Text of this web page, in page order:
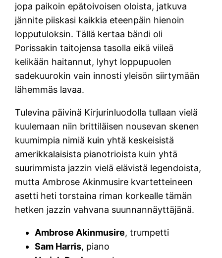
jopa paikoin epätoivoisen oloista, jatkuva
jännite piiskasi kaikkia eteenpäin hienoin
lopputuloksin. Tällä kertaa bändi oli
Porissakin taitojensa tasolla eikä viileä
kelikään haitannut, lyhyt loppupuolen
sadekuurokin vain innosti yleisön siirtymään
lähemmäs lavaa.
Tulevina päivinä Kirjurinluodolla tullaan vielä
kuulemaan niin brittiläisen nousevan skenen
kuumimpia nimiä kuin yhtä keskeisistä
amerikkalaisista pianotrioista kuin yhtä
suurimmista jazzin vielä elävistä legendoista,
mutta Ambrose Akinmusire kvartetteineen
asetti heti torstaina riman korkealle tämän
hetken jazzin vahvana suunnannäyttäjänä.
Ambrose Akinmusire, trumpetti
Sam Harris, piano